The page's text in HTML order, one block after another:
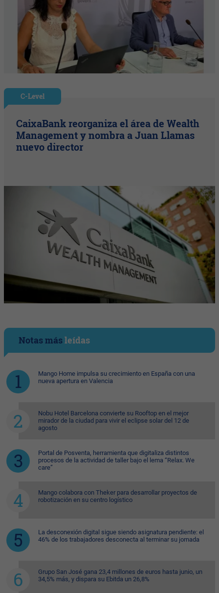
C-Level
CaixaBank reorganiza el área de Wealth
Management y nombra a Juan Llamas
nuevo director
Notas másleídas
Mango Home impulsa su crecimiento en España con una
nueva apertura en Valencia
Nobu Hotel Barcelona convierte su Rooftop en el mejor
mirador de la ciudad para vivir el eclipse solar del 12 de
agosto
Portal de Posventa, herramienta que digitaliza distintos
procesos de la actividad de taller bajo el lema “Relax. We
care”
Mango colabora con Theker para desarrollar proyectos de
robotización en su centro logístico
La desconexión digital sigue siendo asignatura pendiente: el
46% de los trabajadores desconecta al terminar su jornada
Grupo San José gana 23,4 millones de euros hasta junio, un
34,5% más, y dispara su Ebitda un 26,8%